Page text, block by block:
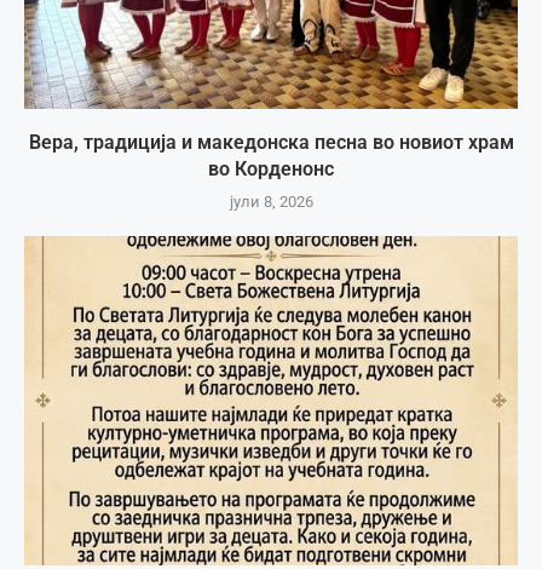
Вера, традиција и македонска песна во новиот храм
во Корденонс
јули 8, 2026